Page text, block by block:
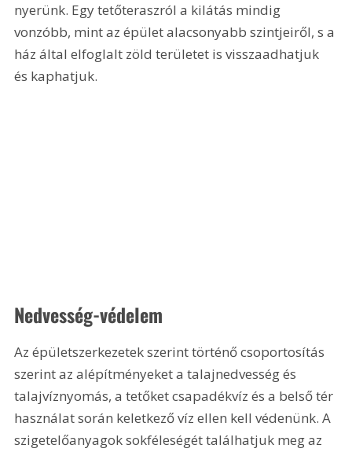
nyerünk. Egy tetőteraszról a kilátás mindig
vonzóbb, mint az épület alacsonyabb szintjeiről, s a
ház által elfoglalt zöld területet is visszaadhatjuk
és kaphatjuk.
Nedvesség-védelem
Az épületszerkezetek szerint történő csoportosítás
szerint az alépítményeket a talajnedvesség és
talajvíznyomás, a tetőket csapadékvíz és a belső tér
használat során keletkező víz ellen kell védenünk. A
szigetelőanyagok sokféleségét találhatjuk meg az